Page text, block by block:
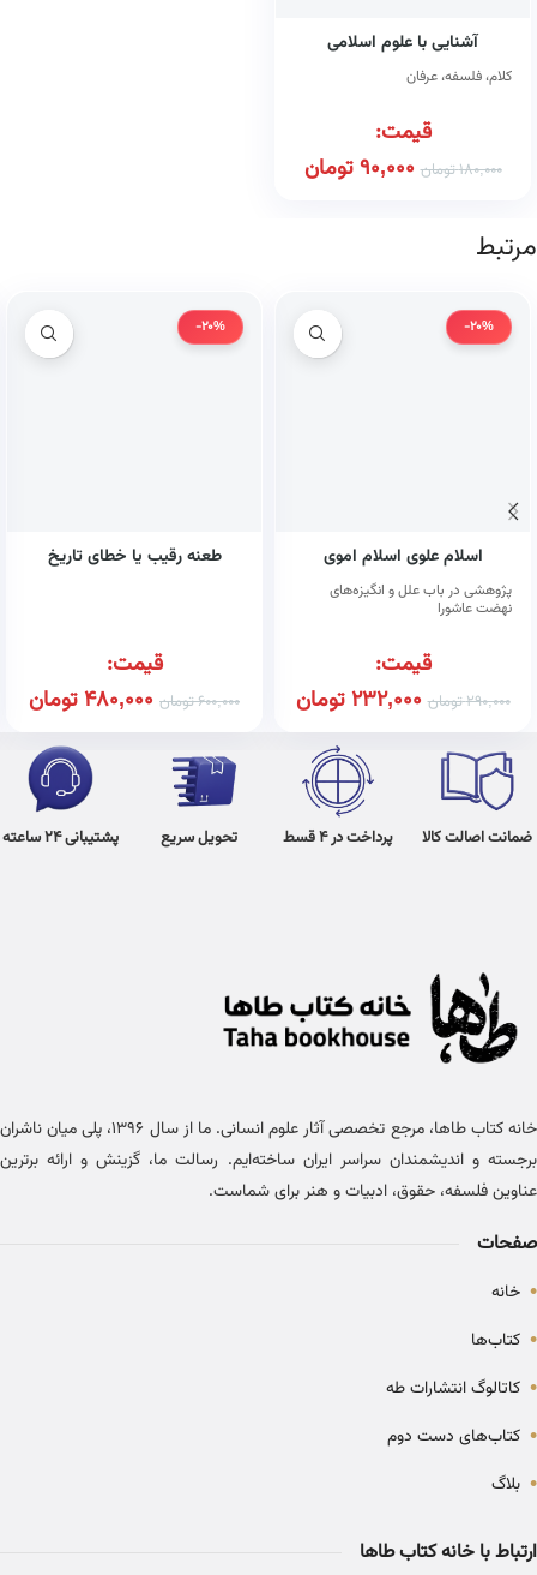
آشنایی با علوم اسلامی
کلام، فلسفه، عرفان
قیمت:
180,000تومان 90,000تومان
مرتبط
-20%
اسلام علوی اسلام اموی
پژوهشی در باب علل و انگیزه‌های
نهضت عاشورا
قیمت:
290,000تومان 232,000تومان
-20%
طعنه رقیب یا خطای تاریخ
قیمت:
600,000تومان 480,000تومان
ضمانت اصالت کالا پرداخت در 4 قسط تحویل سریع پشتیبانی 24 ساعته
خانه کتاب طاها، مرجع تخصصی آثار علوم انسانی. ما از سال ۱۳۹۶، پلی میان ناشران
برجسته و اندیشمندان سراسر ایران ساخته‌ایم. رسالت ما، گزینش و ارائه برترین
عناوین فلسفه، حقوق، ادبیات و هنر برای شماست.
صفحات
• خانه
• کتاب‌ها
• کاتالوگ انتشارات طه
• کتاب‌های دست دوم
• بلاگ
ارتباط با خانه کتاب طاها